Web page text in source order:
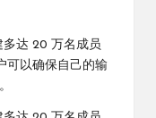
多达 20 万名成员
可以确保自己的输